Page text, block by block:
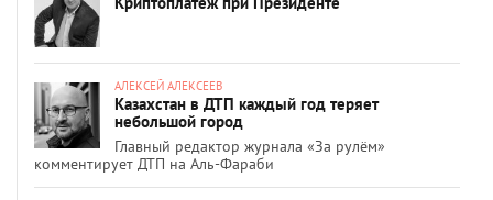
АЛЕКСЕЙ АЛЕКСЕЕВ
Казахстан в ДТП каждый год теряет
небольшой город
Главный редактор журнала «За рулём»
комментирует ДТП на Аль-Фараби